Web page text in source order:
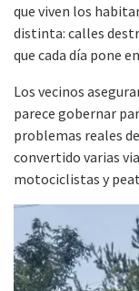
que viven los
distinta: calles
que cada día pone
Los vecinos
parece gobernar
problemas reales
convertido varias
motociclistas y